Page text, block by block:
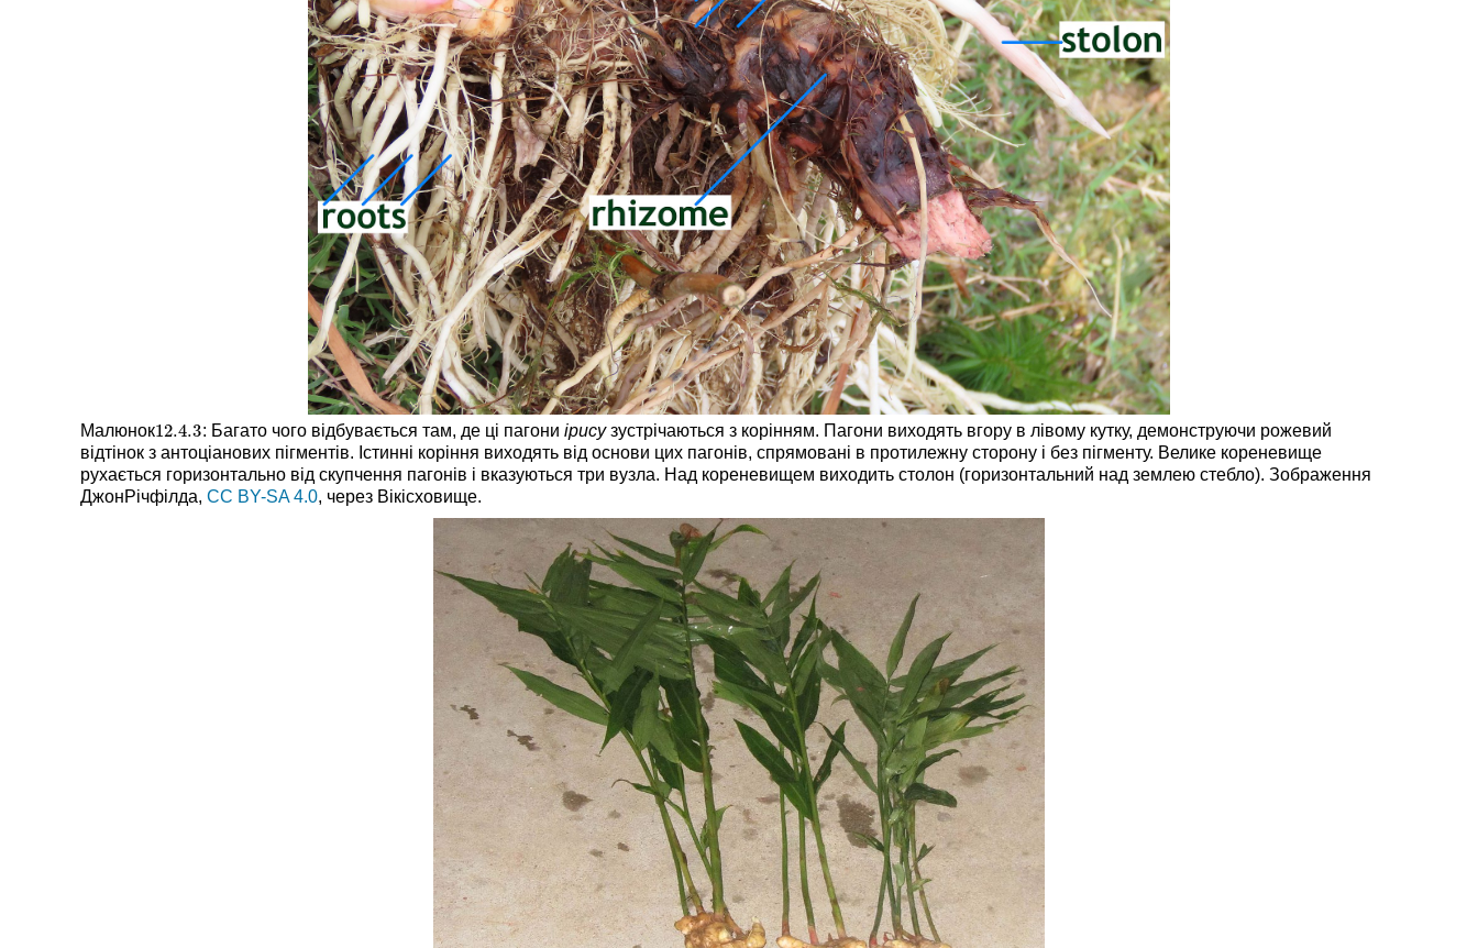
Малюнок12.4.3
12.4.3: Багато чого відбувається там, де ці пагони ірисузустрічаються з корінням. Пагони виходять вгору в лівому кутку, демонструючи рожевий
відтінок з антоціанових пігментів. Істинні коріння виходять від основи цих пагонів, спрямовані в протилежну сторону і без пігменту. Велике кореневище
рухається горизонтально від скупчення пагонів і вказуються три вузла. Над кореневищем виходить столон (горизонтальний над землею стебло). Зображення
ДжонРічфілда,CC BY-SA 4.0, через Вікісховище.